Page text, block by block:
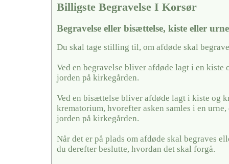
Billigste Begravelse I Korsør
Begravelse eller bisættelse, kiste eller
Du skal tage stilling til, om afdøde skal
Ved en begravelse bliver afdøde lagt i en kiste
jorden på kirkegården.
Ved en bisættelse bliver afdøde lagt i kiste og
krematorium, hvorefter asken samles i en
jorden på kirkegården.
Når det er på plads om afdøde skal begraves
du derefter beslutte, hvordan det skal forgå.